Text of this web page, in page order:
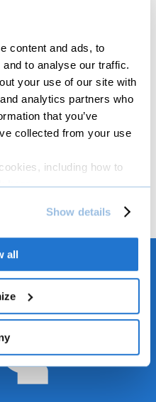
content and ads, to
to analyse our traffic.
your use of our site with
analytics partners who
that you’ve
collected from your use
including how to
here.
Show details
all
digitale della filiera
sostenibilità ambientale
(LCA)
delle domande è
2024 alle 12.00 del 31